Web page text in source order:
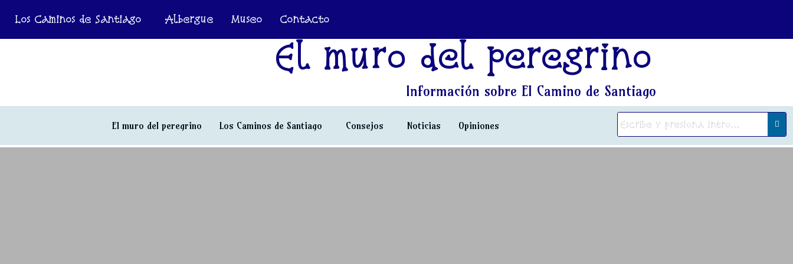
Los Caminos de Santiago Albergue Museo Contacto
El muro del peregrino
Información sobre El Camino de Santiago
El muro del peregrino Los Caminos de Santiago Consejos Noticias Opiniones